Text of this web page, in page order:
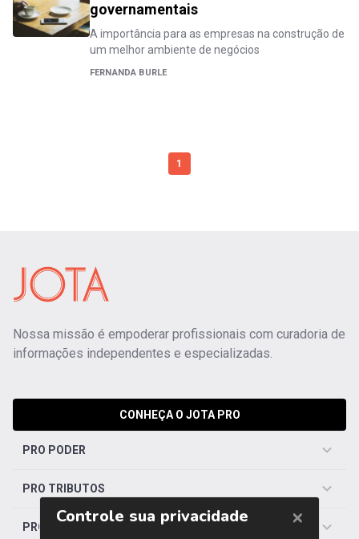
governamentais
A importância para as empresas na construção de
um melhor ambiente de negócios
FERNANDA BURLE
1
Nossa missão é empoderar profissionais com curadoria de
informações independentes e especializadas.
CONHEÇA O JOTA PRO
PRO PODER
PRO TRIBUTOS
PRO TRABALHISTA